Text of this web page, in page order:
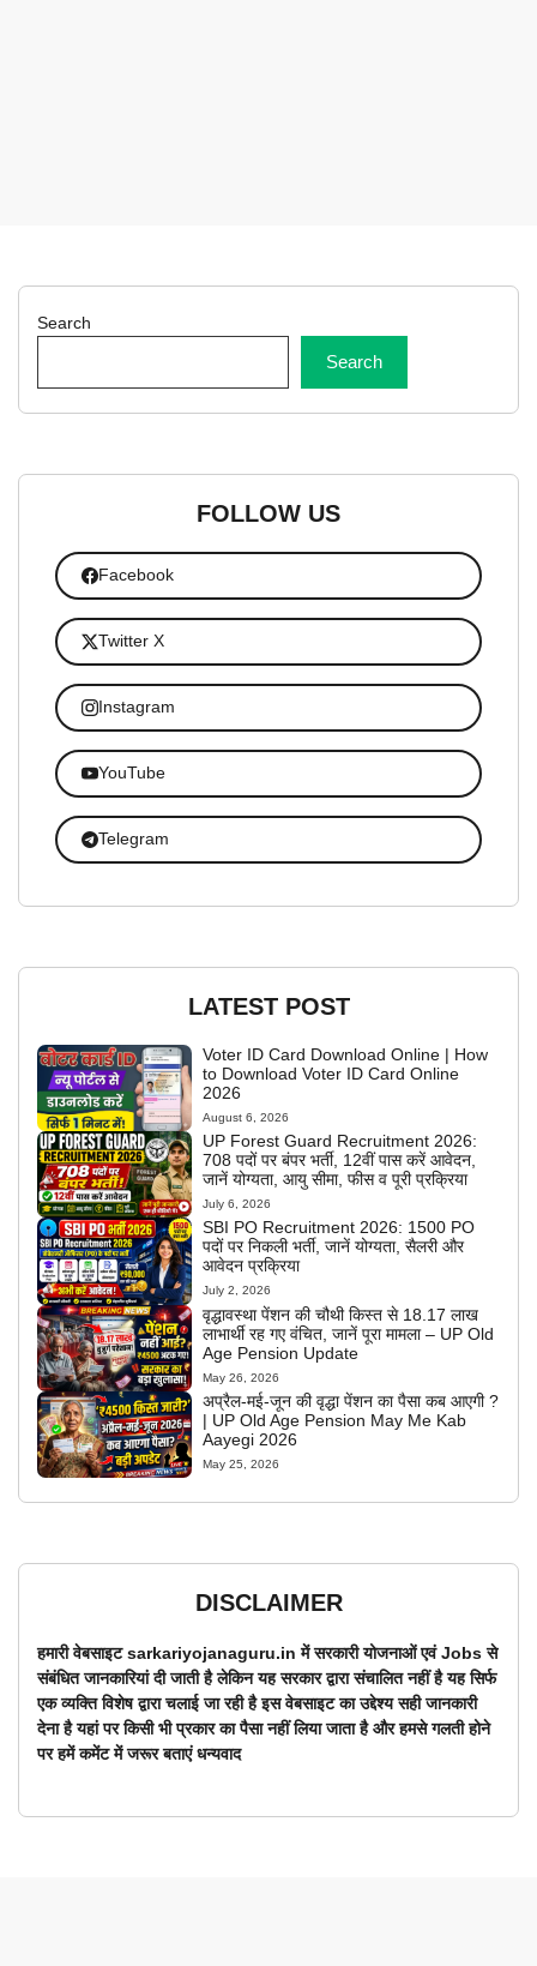
Search
Search
FOLLOW US
Facebook
Twitter X
Instagram
YouTube
Telegram
LATEST POST
Voter ID Card Download Online | How
to Download Voter ID Card Online
2026
August 6, 2026
UP Forest Guard Recruitment 2026:
708 पदों पर बंपर भर्ती, 12वीं पास करें आवेदन,
जानें योग्यता, आयु सीमा, फीस व पूरी प्रक्रिया
July 6, 2026
SBI PO Recruitment 2026: 1500 PO
पदों पर निकली भर्ती, जानें योग्यता, सैलरी और
आवेदन प्रक्रिया
July 2, 2026
वृद्धावस्था पेंशन की चौथी किस्त से 18.17 लाख
लाभार्थी रह गए वंचित, जानें पूरा मामला – UP Old
Age Pension Update
May 26, 2026
अप्रैल-मई-जून की वृद्धा पेंशन का पैसा कब आएगी ?
| UP Old Age Pension May Me Kab
Aayegi 2026
May 25, 2026
DISCLAIMER
हमारी वेबसाइट sarkariyojanaguru.in में सरकारी योजनाओं एवं Jobs से
संबंधित जानकारियां दी जाती है लेकिन यह सरकार द्वारा संचालित नहीं है यह सिर्फ
एक व्यक्ति विशेष द्वारा चलाई जा रही है इस वेबसाइट का उद्देश्य सही जानकारी
देना है यहां पर किसी भी प्रकार का पैसा नहीं लिया जाता है और हमसे गलती होने
पर हमें कमेंट में जरूर बताएं धन्यवाद